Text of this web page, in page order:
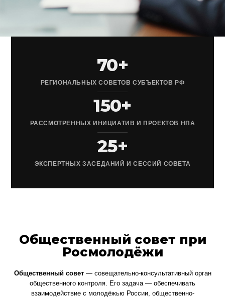
70+
РЕГИОНАЛЬНЫХ СОВЕТОВ СУБЪЕКТОВ РФ
150+
РАССМОТРЕННЫХ ИНИЦИАТИВ И ПРОЕКТОВ НПА
25+
ЭКСПЕРТНЫХ ЗАСЕДАНИЙ И СЕССИЙ СОВЕТА
Общественный совет при
Росмолодёжи
Общественный совет— совещательно-консультативный орган
общественного контроля. Его задача — обеспечивать
взаимодействие с молодёжью России, общественно-